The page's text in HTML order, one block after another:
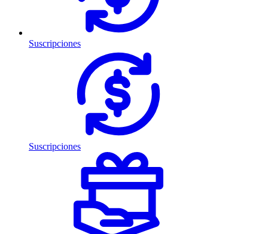
Suscripciones
Suscripciones